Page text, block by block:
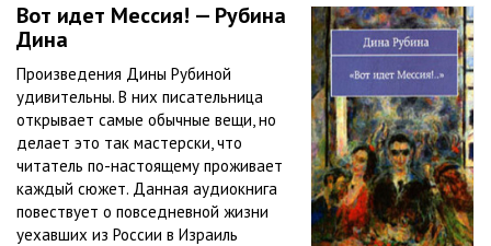
Вот идет Мессия! — Рубина
Дина
Произведения Дины Рубиной
удивительны. В них писательница
открывает самые обычные вещи, но
делает это так мастерски, что
читатель по-настоящему проживает
каждый сюжет. Данная аудиокнига
повествует о повседневной жизни
уехавших из России в Израиль